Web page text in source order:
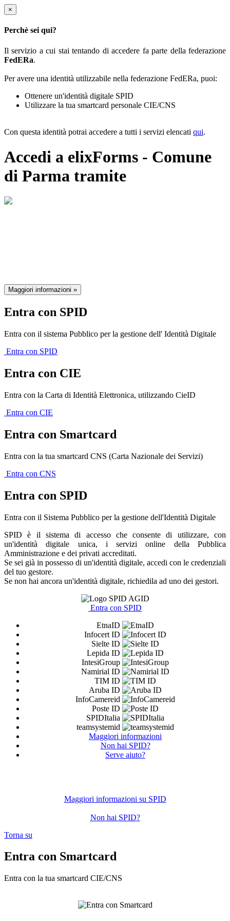
×
Perchè sei qui?
Il servizio a cui stai tentando di accedere fa parte della federazione
FedERa.
Per avere una identità utilizzabile nella federazione FedERa, puoi:
Ottenere un'identità digitale SPID
Utilizzare la tua smartcard personale CIE/CNS
Con questa identità potrai accedere a tutti i servizi elencati qui.
Accedi a elixForms - Comune
di Parma tramite
Maggiori informazioni »
Entra con SPID
Entra con il sistema Pubblico per la gestione dell' Identità Digitale
Entra con SPID
Entra con CIE
Entra con la Carta di Identità Elettronica, utilizzando CieID
Entra con CIE
Entra con Smartcard
Entra con la tua smartcard CNS (Carta Nazionale dei Servizi)
Entra con CNS
Entra con SPID
Entra con il Sistema Pubblico per la gestione dell'Identità Digitale
SPID è il sistema di accesso che consente di utilizzare, con
un'identità digitale unica, i servizi online della Pubblica
Amministrazione e dei privati accreditati.
Se sei già in possesso di un'identità digitale, accedi con le credenziali
del tuo gestore.
Se non hai ancora un'identità digitale, richiedila ad uno dei gestori.
Entra con SPID
EtnaID
Infocert ID
Sielte ID
Lepida ID
IntesiGroup
Namirial ID
TIM ID
Aruba ID
InfoCamereid
Poste ID
SPIDItalia
teamsystemid
Maggiori informazioni
Non hai SPID?
Serve aiuto?
Maggiori informazioni su SPID
Non hai SPID?
Torna su
Entra con Smartcard
Entra con la tua smartcard CIE/CNS